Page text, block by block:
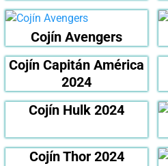
Cojín Avengers
Cojín Capitán América
2024
Cojín Hulk 2024
Cojín Thor 2024